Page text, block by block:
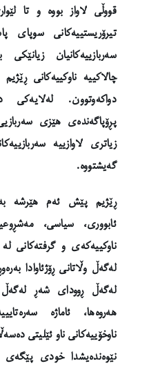
قووڵی لاواز بووە و تا
تیرۆریستییەکانی سوپای
سەربازییەکانیان
چالاکییە ناوکییەکانی
دواکەوتوون.
پڕۆپاگەندەی هێزی
زیاتری لاوازییە
گەیشتووە.
ڕێژیم پێش ئەم هێرشە
ئابووری، سیاسی،
ناوکییەکەی و گرفتەکانی لە
لەگەڵ وڵاتانی ڕۆژئاوادا
لەگەڵ ڕوودای شەڕ لەگەڵ
هەروەها، ئاماژە
ناوخۆییەکانی ناو ئێلیتی
نێوەندەیشدا خودی پێگەی